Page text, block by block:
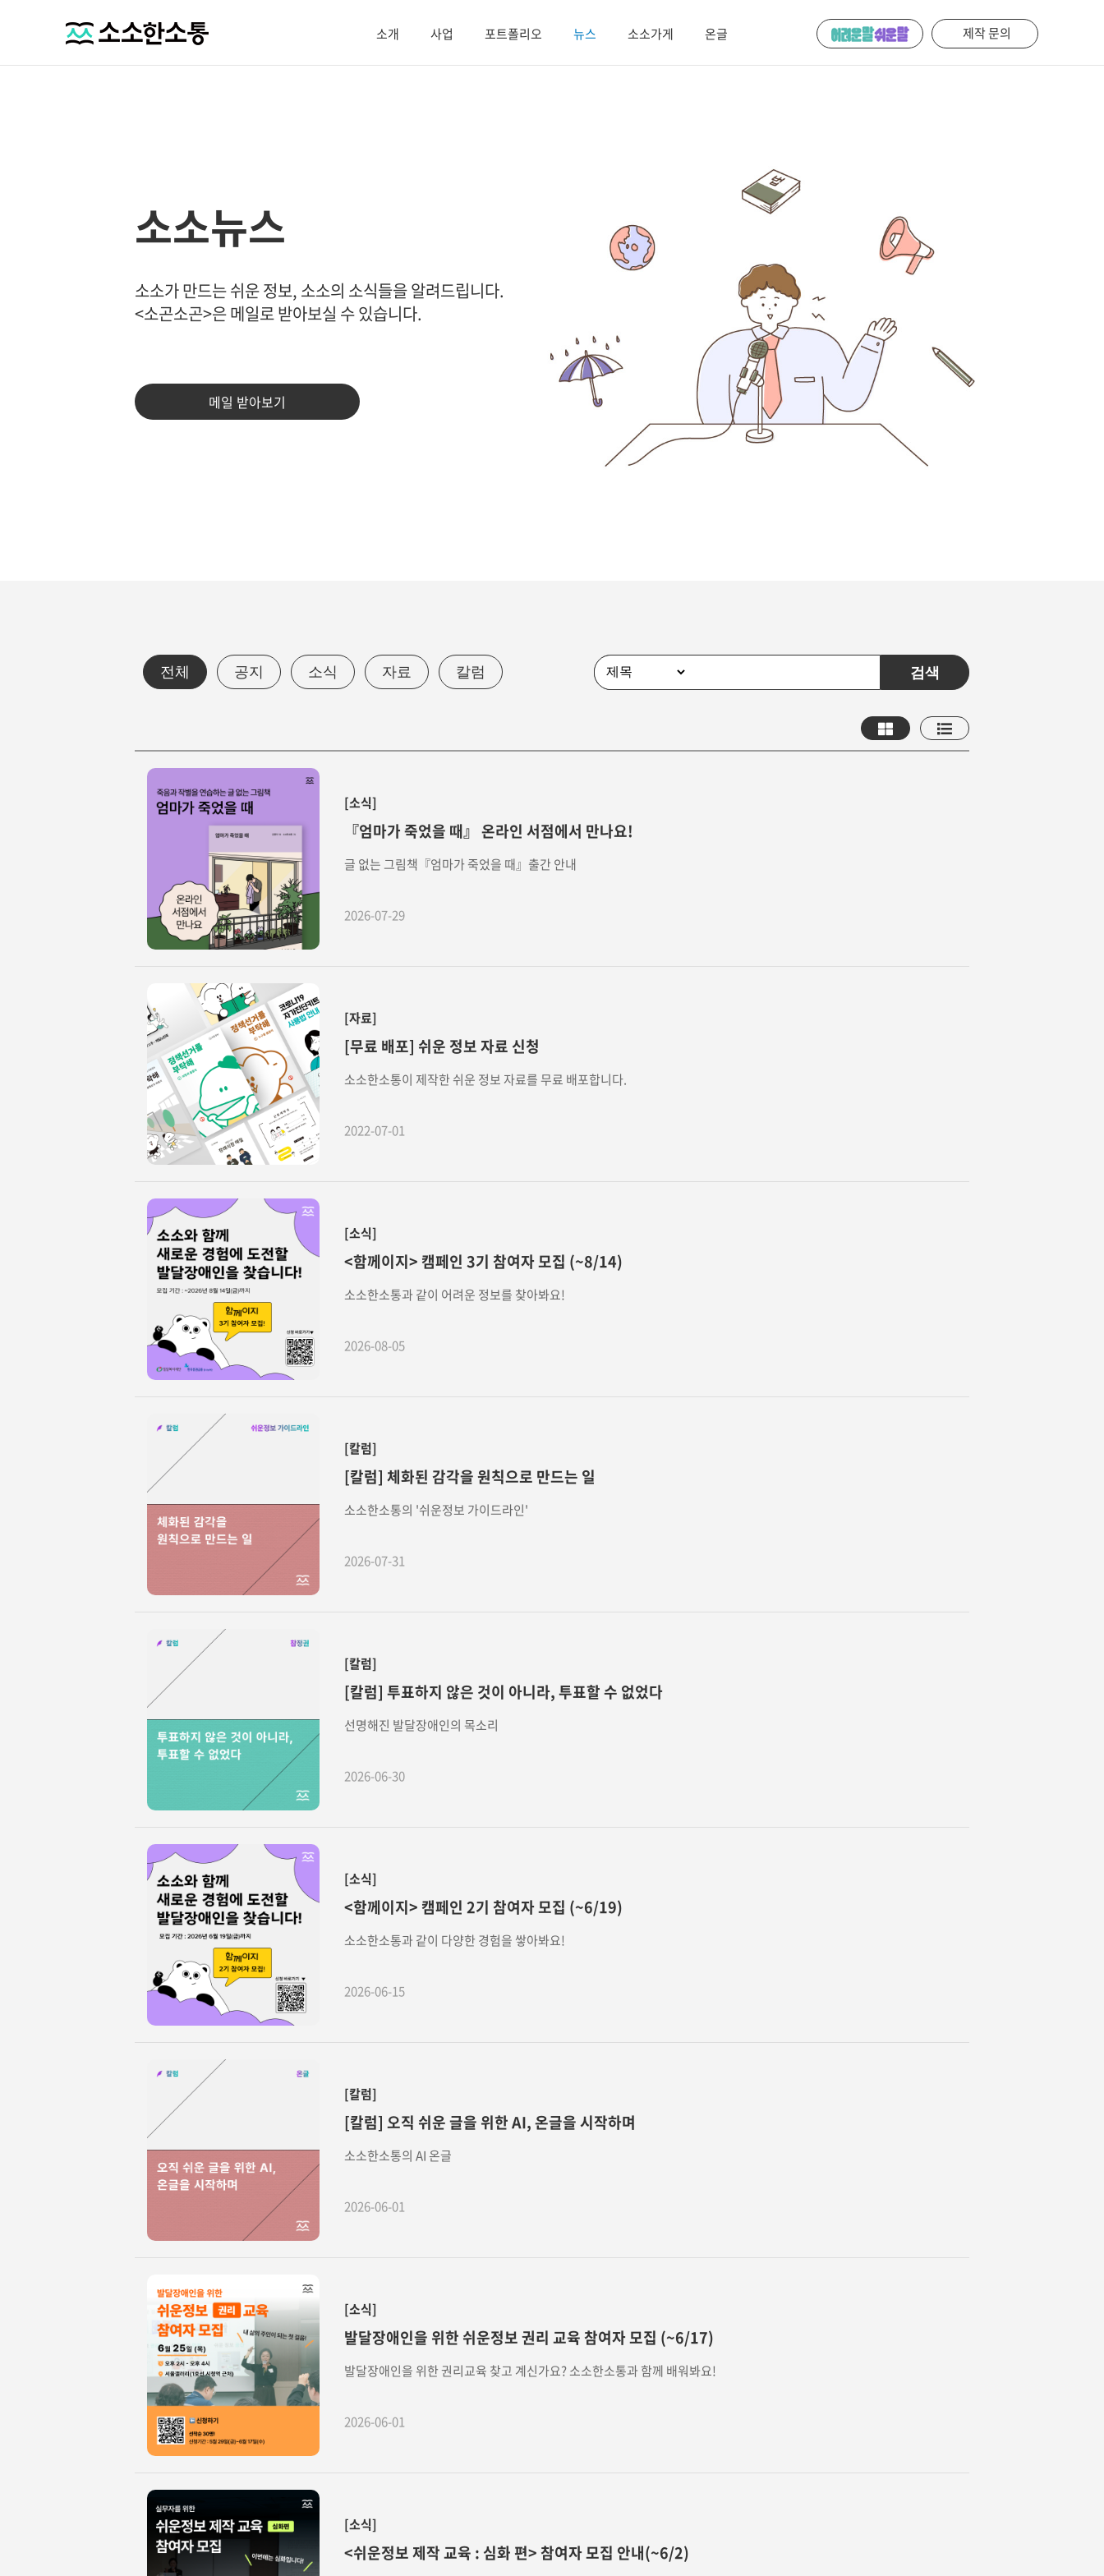
소개 사업 포트폴리오 뉴스 소소가게 온글 제작 문의
소소뉴스
소소가 만드는 쉬운 정보, 소소의 소식들을 알려드립니다.
<소곤소곤>은 메일로 받아보실 수 있습니다.
메일 받아보기
[소식]
『엄마가 죽었을 때』 온라인 서점에서 만나요!
글 없는 그림책『엄마가 죽었을 때』출간 안내
2026-07-29
[자료]
[무료 배포] 쉬운 정보 자료 신청
소소한소통이 제작한 쉬운 정보 자료를 무료 배포합니다.
2022-07-01
[소식]
<함께이지> 캠페인 3기 참여자 모집 (~8/14)
소소한소통과 같이 어려운 정보를 찾아봐요!
2026-08-05
[칼럼]
[칼럼] 체화된 감각을 원칙으로 만드는 일
소소한소통의 '쉬운정보 가이드라인'
2026-07-31
[칼럼]
[칼럼] 투표하지 않은 것이 아니라, 투표할 수 없었다
선명해진 발달장애인의 목소리
2026-06-30
[소식]
<함께이지> 캠페인 2기 참여자 모집 (~6/19)
소소한소통과 같이 다양한 경험을 쌓아봐요!
2026-06-15
[칼럼]
[칼럼] 오직 쉬운 글을 위한 AI, 온글을 시작하며
소소한소통의 AI 온글
2026-06-01
[소식]
발달장애인을 위한 쉬운정보 권리 교육 참여자 모집 (~6/17)
발달장애인을 위한 권리교육 찾고 계신가요? 소소한소통과 함께 배워봐요!
2026-06-01
[소식]
<쉬운정보 제작 교육 : 심화 편> 참여자 모집 안내(~6/2)